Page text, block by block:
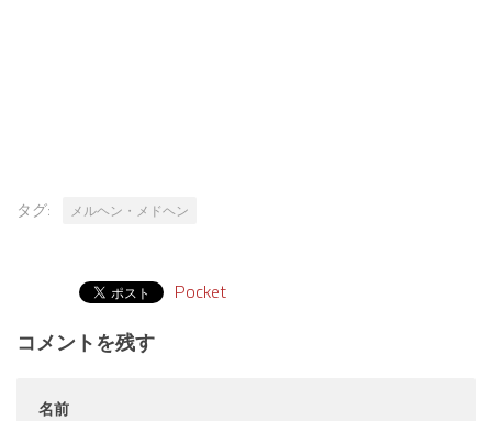
タグ: メルヘン・メドヘン
Pocket
コメントを残す
名前